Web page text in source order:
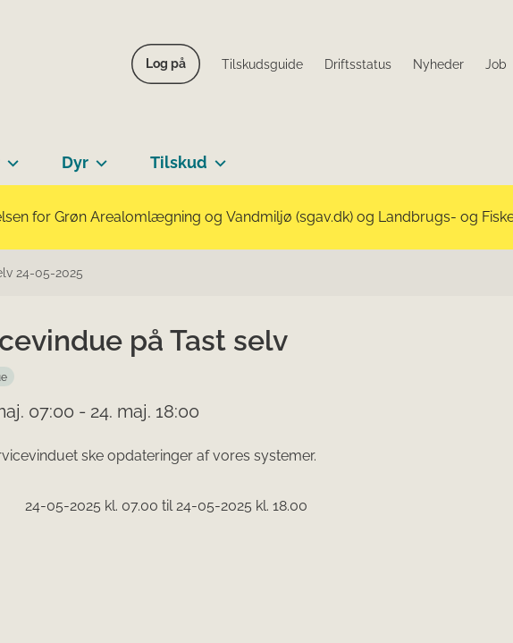
Log på Tilskudsguide Driftsstatus Nyheder Job
Dyr Tilskud
for Grøn Arealomlægning og Vandmiljø (sgav.dk) og Landbrugs- og
24-05-2025
på Tast selv
07:00 - 24. maj. 18:00
ske opdateringer af vores systemer.
24-05-2025 kl. 07.00 til 24-05-2025 kl. 18.00